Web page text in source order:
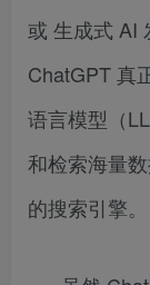
或 生成式 AI
ChatGPT 真
语言模型（
和检索海量
的搜索引擎。